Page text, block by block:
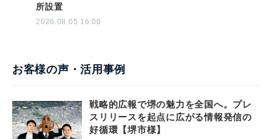
所設置
2026.08.05 16:00
お客様の声・活用事例
戦略的広報で堺の魅力を全国へ。プレ
スリリースを起点に広がる情報発信の
好循環【堺市様】